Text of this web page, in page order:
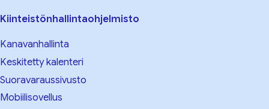
Kiinteistönhallintaohjelmisto
Kanavanhallinta
Keskitetty kalenteri
Suoravaraussivusto
Mobiilisovellus